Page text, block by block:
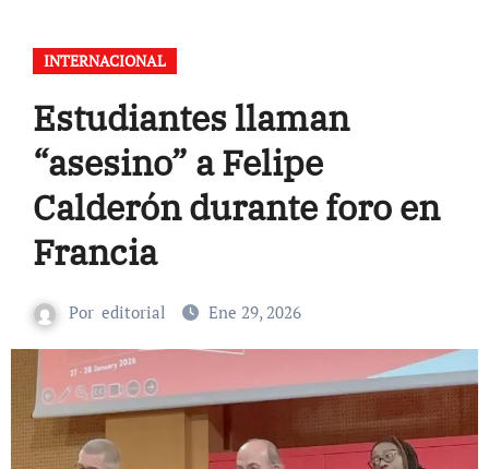
INTERNACIONAL
Estudiantes llaman
“asesino” a Felipe
Calderón durante foro en
Francia
Por editorial Ene 29, 2026